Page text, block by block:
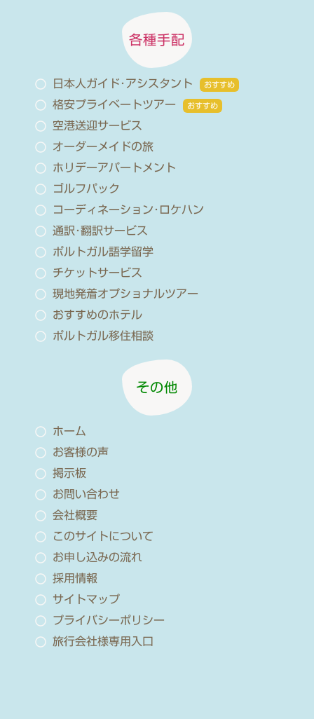
各種手配
日本人ガイド･アシスタント おすすめ
格安プライベートツアー おすすめ
空港送迎サービス
オーダーメイドの旅
ホリデーアパートメント
ゴルフパック
コーディネーション･ロケハン
通訳･翻訳サービス
ポルトガル語学留学
チケットサービス
現地発着オプショナルツアー
おすすめのホテル
ポルトガル移住相談
その他
ホーム
お客様の声
掲示板
お問い合わせ
会社概要
このサイトについて
お申し込みの流れ
採用情報
サイトマップ
プライバシーポリシー
旅行会社様専用入口